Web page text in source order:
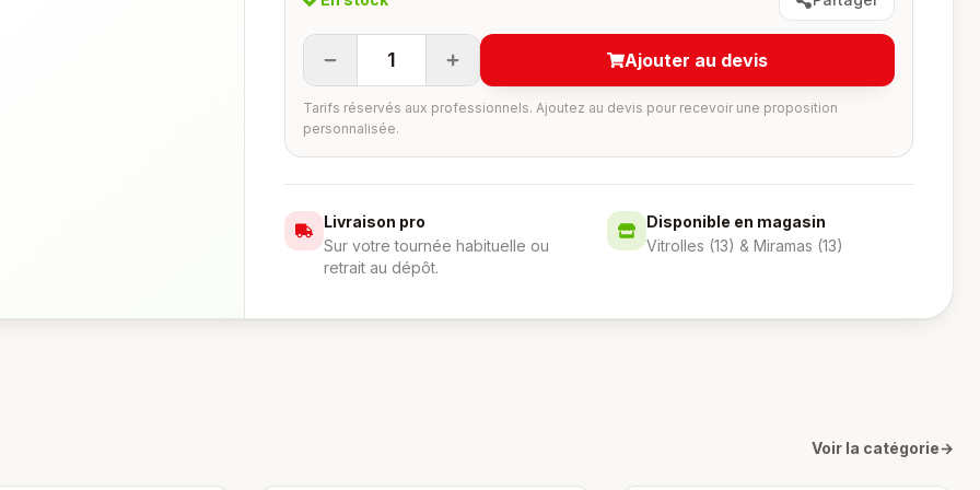
1 Ajouter au devis
Tarifs réservés aux professionnels. Ajoutez au devis pour recevoir une proposition
personnalisée.
Livraison pro
Sur votre tournée habituelle ou
retrait au dépôt.
Disponible en magasin
Vitrolles (13) & Miramas (13)
Voir la catégorie→